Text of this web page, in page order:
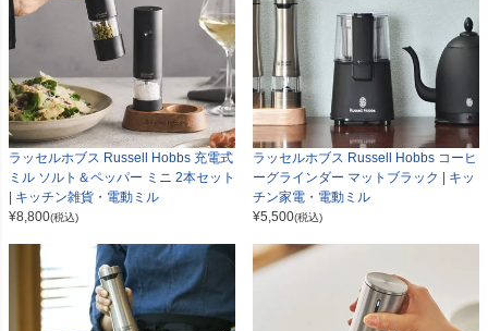
ラッセルホブス Russell Hobbs 充電式
ミル ソルト＆ペッパー ミニ 2本セット
| キッチン雑貨・電動ミル
¥8,800(税込)
ラッセルホブス Russell Hobbs コーヒ
ーグラインダー マットブラック | キッ
チン家電・電動ミル
¥5,500(税込)